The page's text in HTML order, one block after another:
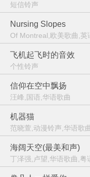
短信铃声
Nursing Slopes
Of Montreal,欧美歌曲,英
飞机起飞时的音效
个性铃声
信仰在空中飘扬
汪峰,国语,华语歌曲
机器猫
范晓萱,动漫铃声,华语歌
海阔天空(最美和声)
丁泽强,卢望,华语歌曲,粤